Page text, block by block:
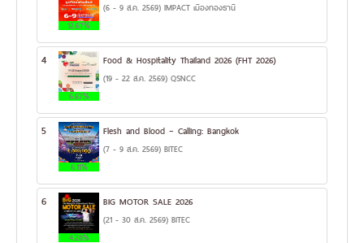
12.67%
(6 - 9 ส.ค. 2569) IMPACT เมืองทองธานี
4
6.67%
Food & Hospitality Thailand 2026 (FHT 2026)
(19 - 22 ส.ค. 2569) QSNCC
5
6.11%
Flesh and Blood – Calling: Bangkok
(7 - 9 ส.ค. 2569) BITEC
6
4.28%
BIG MOTOR SALE 2026
(21 - 30 ส.ค. 2569) BITEC